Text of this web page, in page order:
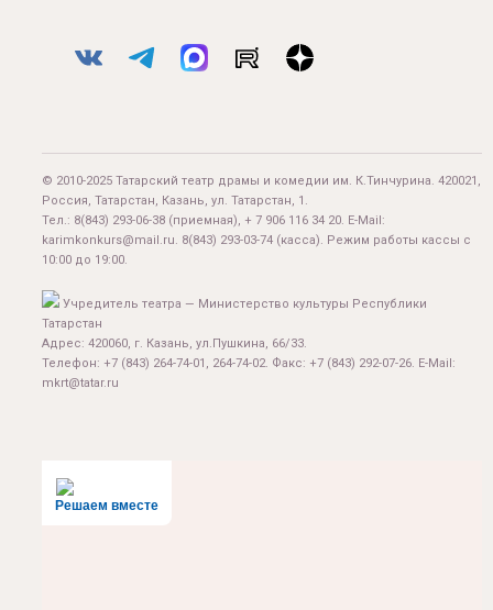
© 2010-2025 Татарский театр драмы и комедии им. К.Тинчурина. 420021,
Россия, Татарстан, Казань, ул. Татарстан, 1.
Тел.: 8(843) 293-06-38 (приемная), + 7 906 116 34 20. E-Mail:
karimkonkurs@mail.ru. 8(843) 293-03-74 (касса). Режим работы кассы с
10:00 до 19:00.
Учредитель театра — Министерство культуры Республики
Татарстан
Адрес: 420060, г. Казань, ул.Пушкина, 66/33.
Телефон: +7 (843) 264-74-01, 264-74-02. Факс: +7 (843) 292-07-26. E-Mail:
mkrt@tatar.ru
Решаем вместе